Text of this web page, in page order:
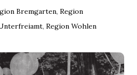
Bremgarten,Region
,Region Wohlen